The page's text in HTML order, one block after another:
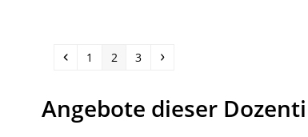
Vorheriger
Seite
1 Seite
2 Seite
3 Vorwärts
Angebote dieser